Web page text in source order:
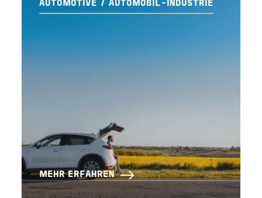
AUTOMOTIVE / AUTOMOBIL-INDUSTRIE
MEHR ERFAHREN